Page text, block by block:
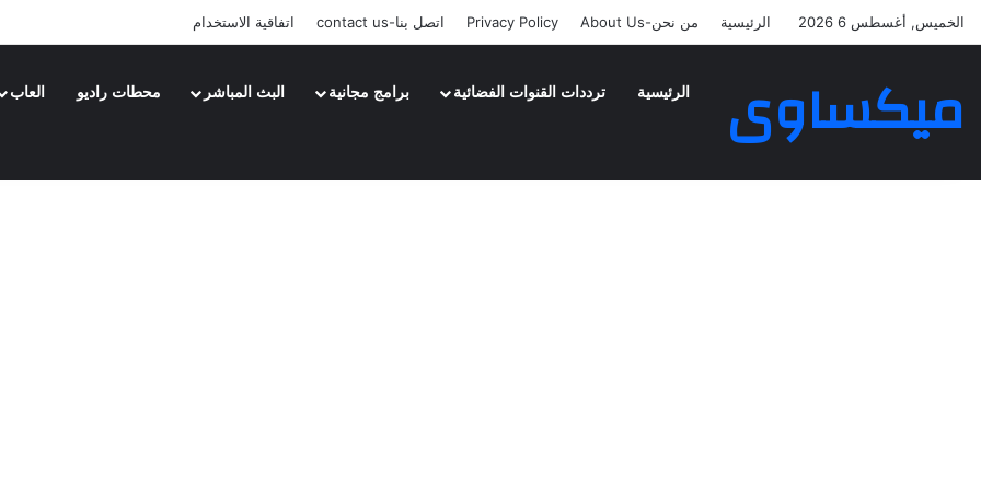
الخميس, أغسطس 6 2026 الرئيسية من نحن-About Us Privacy Policy اتصل بنا-contact us اتفاقية الاستخدام
ميكساوى الرئيسية ترددات القنوات الفضائية برامج مجانية البث المباشر محطات راديو العاب